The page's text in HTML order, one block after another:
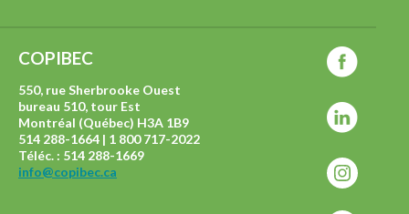
COPIBEC
550, rue Sherbrooke Ouest
bureau 510, tour Est
Montréal (Québec) H3A 1B9
514 288-1664 | 1 800 717-2022
Téléc. : 514 288-1669
info@copibec.ca